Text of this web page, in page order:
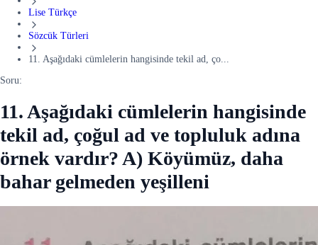
Lise Türkçe
Sözcük Türleri
11. Aşağıdaki cümlelerin hangisinde tekil ad, ço...
Soru:
11. Aşağıdaki cümlelerin hangisinde
tekil ad, çoğul ad ve topluluk adına
örnek vardır? A) Köyümüz, daha
bahar gelmeden yeşilleni